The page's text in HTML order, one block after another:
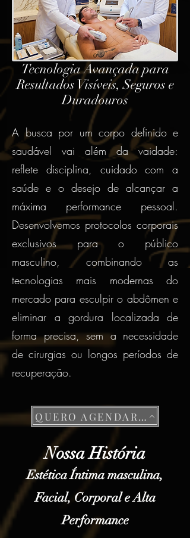
Tecnologia Avançada para
Resultados Visíveis, Seguros e
Duradouros
A busca por um corpo definido e
saudável vai além da vaidade:
reflete disciplina, cuidado com a
saúde e o desejo de alcançar a
máxima performance pessoal.
Desenvolvemos protocolos corporais
exclusivos para o público
masculino, combinando as
tecnologias mais modernas do
mercado para esculpir o abdômen e
eliminar a gordura localizada de
forma precisa, sem a necessidade
de cirurgias ou longos períodos de
recuperação.
QUERO AGENDAR UMA AVALIAÇÃO DISCRETA
Nossa História
Estética Íntima masculina,
Facial, Corporal e Alta
Performance